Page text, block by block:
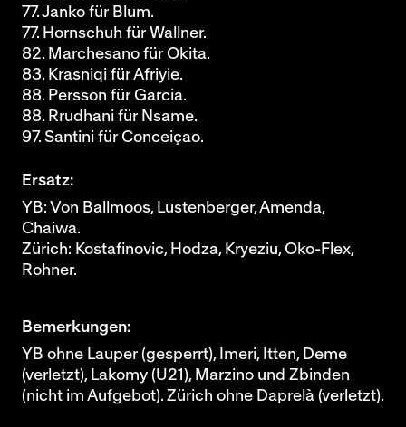
77. Janko für Blum.
77. Hornschuh für Wallner.
82. Marchesano für Okita.
83. Krasniqi für Afriyie.
88. Persson für Garcia.
88. Rrudhani für Nsame.
97. Santini für Conceiçao.
Ersatz:
YB: Von Ballmoos, Lustenberger, Amenda,
Chaiwa.
Zürich: Kostafinovic, Hodza, Kryeziu, Oko-Flex,
Rohner.
Bemerkungen:
YB ohne Lauper (gesperrt), Imeri, Itten, Deme
(verletzt), Lakomy (U21), Marzino und Zbinden
(nicht im Aufgebot). Zürich ohne Daprelà (verletzt).